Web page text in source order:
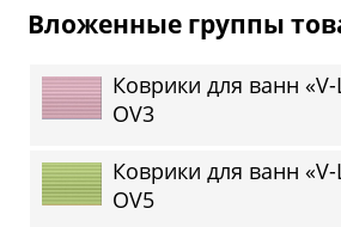
Вложенные группы
Коврики для ванн
OV3
Коврики для ванн
OV5